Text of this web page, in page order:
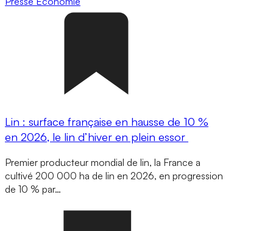
Lin : surface française en hausse de 10 %
en 2026, le lin d’hiver en plein essor
Premier producteur mondial de lin, la France a
cultivé 200 000 ha de lin en 2026, en progression
de 10 % par…